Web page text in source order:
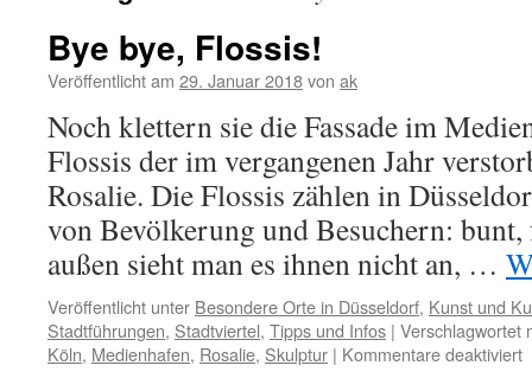
Bye bye, Flossis!
Veröffentlicht am 29. Januar 2018von ak
Noch klettern sie die Fassade im
Flossis der im vergangenen Jahr
Rosalie. Die Flossis zählen in
von Bevölkerung und Besuchern:
außen sieht man es ihnen nicht an, …
Veröffentlicht unter Besondere Orte in Düsseldorf, Kunst und
Stadtführungen, Stadtviertel, Tipps und Infos | Verschlagwortet
Köln, Medienhafen, Rosalie, Skulptur | Kommentare deaktiviert